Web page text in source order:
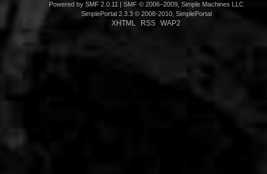
Powered by SMF 2.0.11
SMF © 2006–2009, Simple Machines LLC
SimplePortal 2.3.3 © 2008-2010, SimplePortal
XHTML RSS WAP2